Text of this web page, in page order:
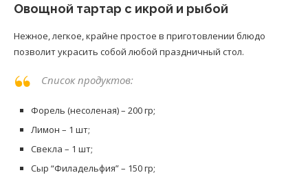
Овощной тартар с икрой и рыбой
Нежное, легкое, крайне простое в приготовлении блюдо
позволит украсить собой любой праздничный стол.
Список продуктов:
Форель (несоленая) – 200 гр;
Лимон – 1 шт;
Свекла – 1 шт;
Сыр “Филадельфия” – 150 гр;